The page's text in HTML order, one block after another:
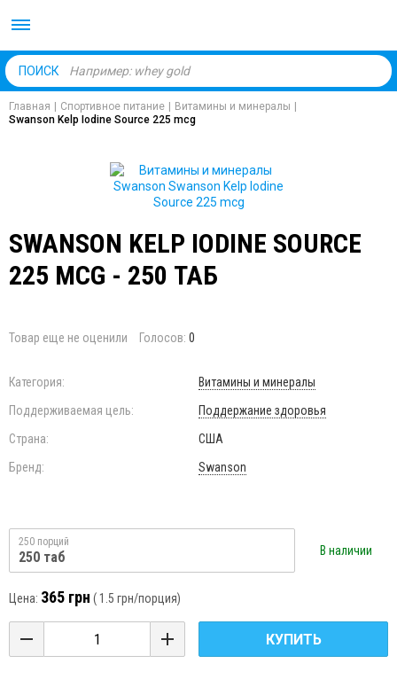
ПОИСК
Главная Спортивное питание Витамины и минералы
Swanson Kelp Iodine Source 225 mcg
SWANSON KELP IODINE SOURCE
225 MCG - 250 ТАБ
Товар еще не оценили Голосов: 0
Категория:
Витамины и минералы
Поддерживаемая цель:
Поддержание здоровья
Страна:
США
Бренд:
Swanson
250 порций
250 таб В наличии
Цена: 365 грн ( 1.5 грн/порция)
КУПИТЬ